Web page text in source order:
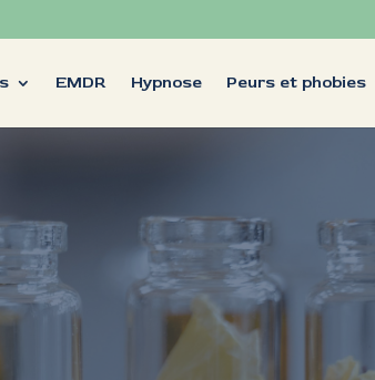
EMDR Hypnose Peurs et phobies